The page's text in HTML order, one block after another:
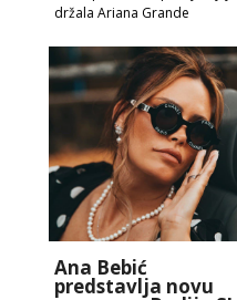
držala Ariana Grande
Ana Bebić
predstavlja novu